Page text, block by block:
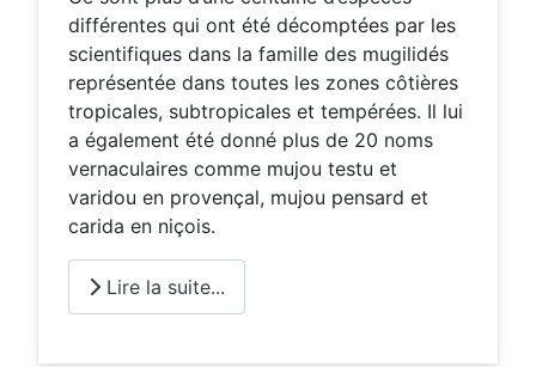
différentes qui ont été décomptées par les
scientifiques dans la famille des mugilidés
représentée dans toutes les zones côtières
tropicales, subtropicales et tempérées. Il lui
a également été donné plus de 20 noms
vernaculaires comme mujou testu et
varidou en provençal, mujou pensard et
carida en niçois.
Lire la suite...